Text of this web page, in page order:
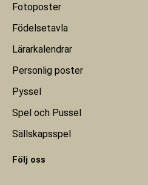
Fotoposter
Födelsetavla
Lärarkalendrar
Personlig poster
Pyssel
Spel och Pussel
Sällskapsspel
Följ oss